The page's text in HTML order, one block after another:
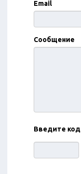
Email
Сообщение
Введите код